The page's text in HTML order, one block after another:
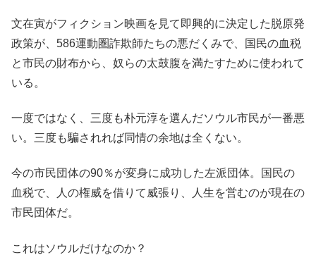
文在寅がフィクション映画を見て即興的に決定した脱原発
政策が、586運動圏詐欺師たちの悪だくみで、国民の血税
と市民の財布から、奴らの太鼓腹を満たすために使われて
いる。
一度ではなく、三度も朴元淳を選んだソウル市民が一番悪
い。三度も騙されれば同情の余地は全くない。
今の市民団体の90％が変身に成功した左派団体。国民の
血税で、人の権威を借りて威張り、人生を営むのが現在の
市民団体だ。
これはソウルだけなのか？